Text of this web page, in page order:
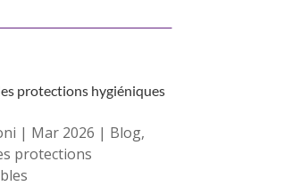
protections hygiéniques
| Mar 2026 | Blog,
protections